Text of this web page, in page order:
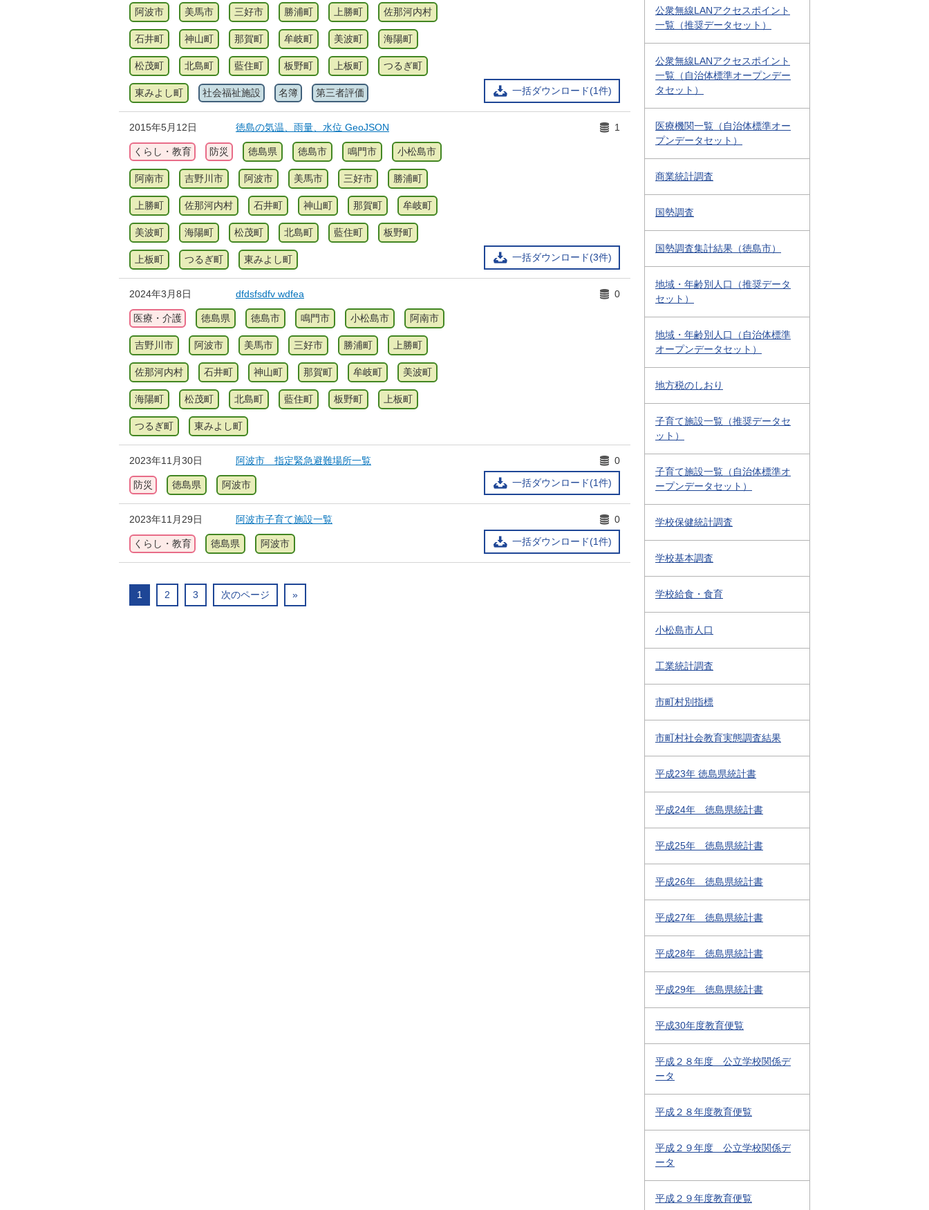
一括ダウンロード(1件)
阿波市 美馬市 三好市 勝浦町 上勝町 佐那河内村
石井町 神山町 那賀町 牟岐町 美波町 海陽町
松茂町 北島町 藍住町 板野町 上板町 つるぎ町
東みよし町 社会福祉施設 名簿 第三者評価
2015年5月12日 徳島の気温、雨量、水位 GeoJSON
一括ダウンロード(3件)
1
くらし・教育 防災 徳島県 徳島市 鳴門市 小松島市
阿南市 吉野川市 阿波市 美馬市 三好市 勝浦町
上勝町 佐那河内村 石井町 神山町 那賀町 牟岐町
美波町 海陽町 松茂町 北島町 藍住町 板野町
上板町 つるぎ町 東みよし町
2024年3月8日 dfdsfsdfv wdfea 0
医療・介護 徳島県 徳島市 鳴門市 小松島市 阿南市
吉野川市 阿波市 美馬市 三好市 勝浦町 上勝町
佐那河内村 石井町 神山町 那賀町 牟岐町 美波町
海陽町 松茂町 北島町 藍住町 板野町 上板町
つるぎ町 東みよし町
2023年11月30日
阿波市 指定緊急避難場所一覧
一括ダウンロード(1件)
0
防災 徳島県 阿波市
2023年11月29日
阿波市子育て施設一覧
一括ダウンロード(1件)
0
くらし・教育 徳島県 阿波市
1 2 3 次のページ »
公衆無線LANアクセスポイント
一覧（推奨データセット）
公衆無線LANアクセスポイント
一覧（自治体標準オープンデー
タセット）
医療機関一覧（自治体標準オー
プンデータセット）
商業統計調査
国勢調査
国勢調査集計結果（徳島市）
地域・年齢別人口（推奨データ
セット）
地域・年齢別人口（自治体標準
オープンデータセット）
地方税のしおり
子育て施設一覧（推奨データセ
ット）
子育て施設一覧（自治体標準オ
ープンデータセット）
学校保健統計調査
学校基本調査
学校給食・食育
小松島市人口
工業統計調査
市町村別指標
市町村社会教育実態調査結果
平成23年 徳島県統計書
平成24年 徳島県統計書
平成25年 徳島県統計書
平成26年 徳島県統計書
平成27年 徳島県統計書
平成28年 徳島県統計書
平成29年 徳島県統計書
平成30年度教育便覧
平成２８年度 公立学校関係デ
ータ
平成２８年度教育便覧
平成２９年度 公立学校関係デ
ータ
平成２９年度教育便覧